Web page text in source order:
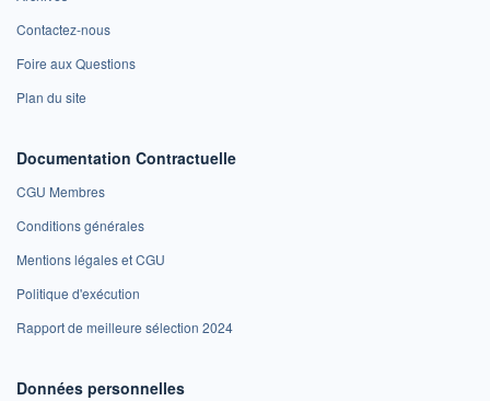
Contactez-nous
Foire aux Questions
Plan du site
Documentation Contractuelle
CGU Membres
Conditions générales
Mentions légales et CGU
Politique d'exécution
Rapport de meilleure sélection 2024
Données personnelles